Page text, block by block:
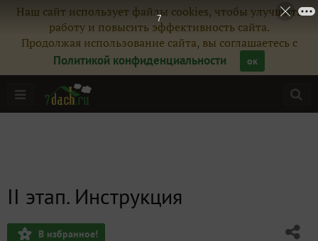
Наш сайт использует файлы cookies, чтобы улучшить
работу и повысить эффективность сайта.
Продолжая использование сайта, вы соглашаетесь с
Политикой конфиденциальности
ок
II этап. Инструкция
В избранное!
7